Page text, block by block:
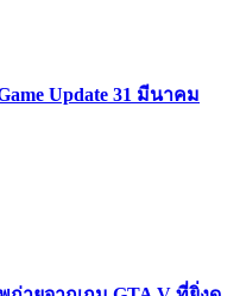
Update 31 มีนาคม